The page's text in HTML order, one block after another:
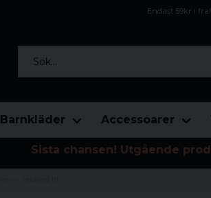
Endast 59kr i
Barnkläder Accessoarer
Sista chansen! Utgående